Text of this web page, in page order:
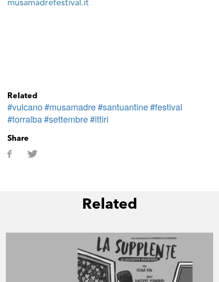
musamadrefestival.it
Related
#vulcano#musamadre#santuantine#festival
#torralba#settembre#ittiri
Share
Related